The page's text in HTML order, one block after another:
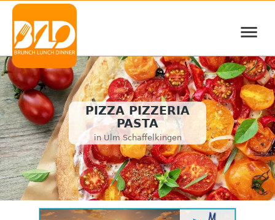
≡
PIZZA PIZZERIA
PASTA
in Ulm Schaffelkingen